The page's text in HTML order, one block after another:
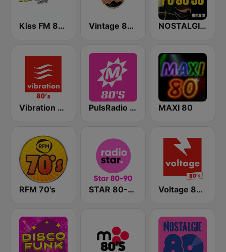
Kiss FM 80's Vintage 80 90 NOSTALGIE BEST OF 70 80 90
Vibration 80's PulsRadio 80's MAXI 80
RFM 70's STAR 80-90 Voltage 80's